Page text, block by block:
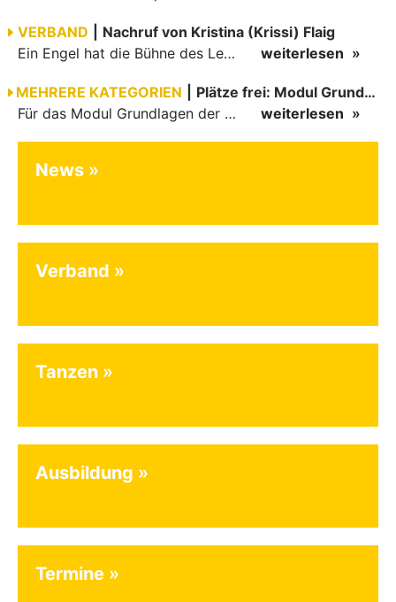
VERBAND
Nachruf von Kristina (Krissi) Flaig
Ein Engel hat die Bühne des Lebens verlassen. Viel zu früh, plötzlich und für uns alle unfassbar, wurde unsere geliebte Kristina (Krissi) Flaig im Alter von 36 Jahren aus dem Leben gerissen. Das Tanzen…
weiterlesen
MEHRERE KATEGORIEN
Plätze frei: Modul Grundlagen
Für das Modul Grundlagen der Breitensportausbildung vom 10. bis 13. September an der Landessportschule Albstadt sind noch Plätze frei. Das Modul kann auch für den Lizenzerhalt (30 LE fachlich) genutzt…
weiterlesen
News
Verband
Tanzen
Ausbildung
Termine